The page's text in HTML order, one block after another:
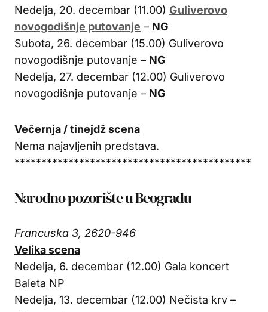
Nedelja, 20. decembar (11.00) Guliverovo
novogodišnje putovanje – NG
Subota, 26. decembar (15.00) Guliverovo
novogodišnje putovanje – NG
Nedelja, 27. decembar (12.00) Guliverovo
novogodišnje putovanje – NG
Večernja / tinejdž scena
Nema najavljenih predstava.
********************************************
Narodno pozorište u Beogradu
Francuska 3, 2620-946
Velika scena
Nedelja, 6. decembar (12.00) Gala koncert
Baleta NP
Nedelja, 13. decembar (12.00) Nečista krv –